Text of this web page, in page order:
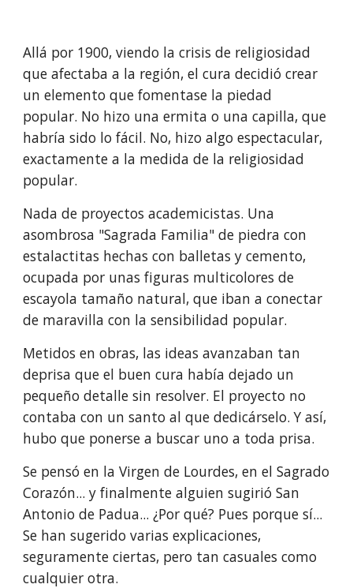
Allá por 1900, viendo la crisis de religiosidad
que afectaba a la región, el cura decidió crear
un elemento que fomentase la piedad
popular. No hizo una ermita o una capilla, que
habría sido lo fácil. No, hizo algo espectacular,
exactamente a la medida de la religiosidad
popular.
Nada de proyectos academicistas. Una
asombrosa "Sagrada Familia" de piedra con
estalactitas hechas con balletas y cemento,
ocupada por unas figuras multicolores de
escayola tamaño natural, que iban a conectar
de maravilla con la sensibilidad popular.
Metidos en obras, las ideas avanzaban tan
deprisa que el buen cura había dejado un
pequeño detalle sin resolver. El proyecto no
contaba con un santo al que dedicárselo. Y así,
hubo que ponerse a buscar uno a toda prisa.
Se pensó en la Virgen de Lourdes, en el Sagrado
Corazón... y finalmente alguien sugirió San
Antonio de Padua... ¿Por qué? Pues porque sí...
Se han sugerido varias explicaciones,
seguramente ciertas, pero tan casuales como
cualquier otra.